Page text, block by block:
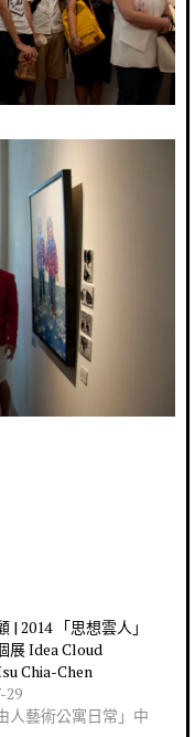
| 2014 「思想雲人」
展 Idea Cloud
Chia-Chen
29
人藝術公寓日常」中